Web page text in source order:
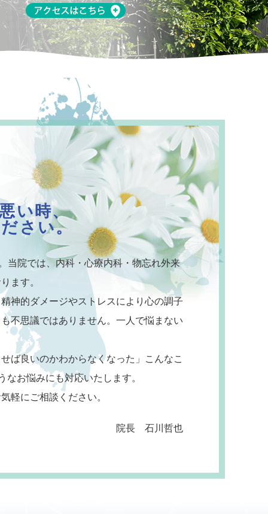
い時、
さい。
当院では、内科・心療内科・物忘れ外来
ます。
神的ダメージやストレスにより心の調子
不思議ではありません。一人で悩まない
ば良いのかわからなくなった」こんなこ
なお悩みにも対応いたします。
軽にご相談ください。
院長 石川哲也